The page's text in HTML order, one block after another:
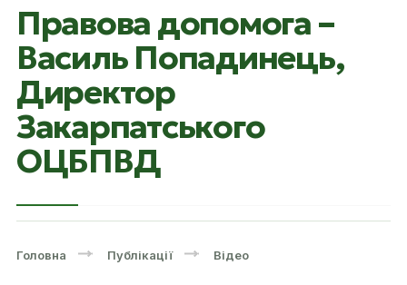
Правова допомога –
Василь Попадинець,
Директор
Закарпатського
ОЦБПВД
Головна Публікації Відео